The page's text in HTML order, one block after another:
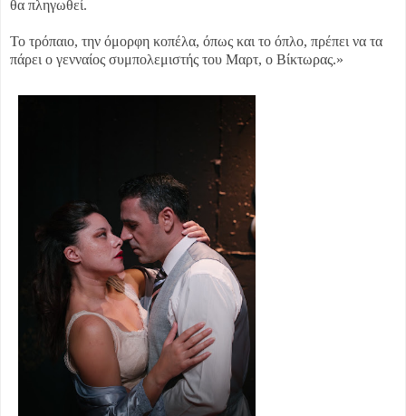
θα πληγωθεί.
Το τρόπαιο, την όμορφη κοπέλα, όπως και το όπλο, πρέπει να τα
πάρει ο γενναίος συμπολεμιστής του Μαρτ, ο Βίκτωρας.»